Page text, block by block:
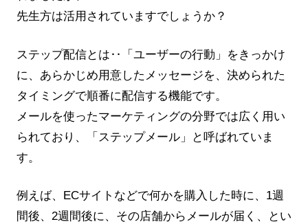
先生方は活用されていますでしょうか？
ステップ配信とは‥「ユーザーの行動」をきっかけ
に、あらかじめ用意したメッセージを、決められた
タイミングで順番に配信する機能です。
メールを使ったマーケティングの分野では広く用い
られており、「ステップメール」と呼ばれていま
す。
例えば、ECサイトなどで何かを購入した時に、1週
間後、2週間後に、その店舗からメールが届く、とい